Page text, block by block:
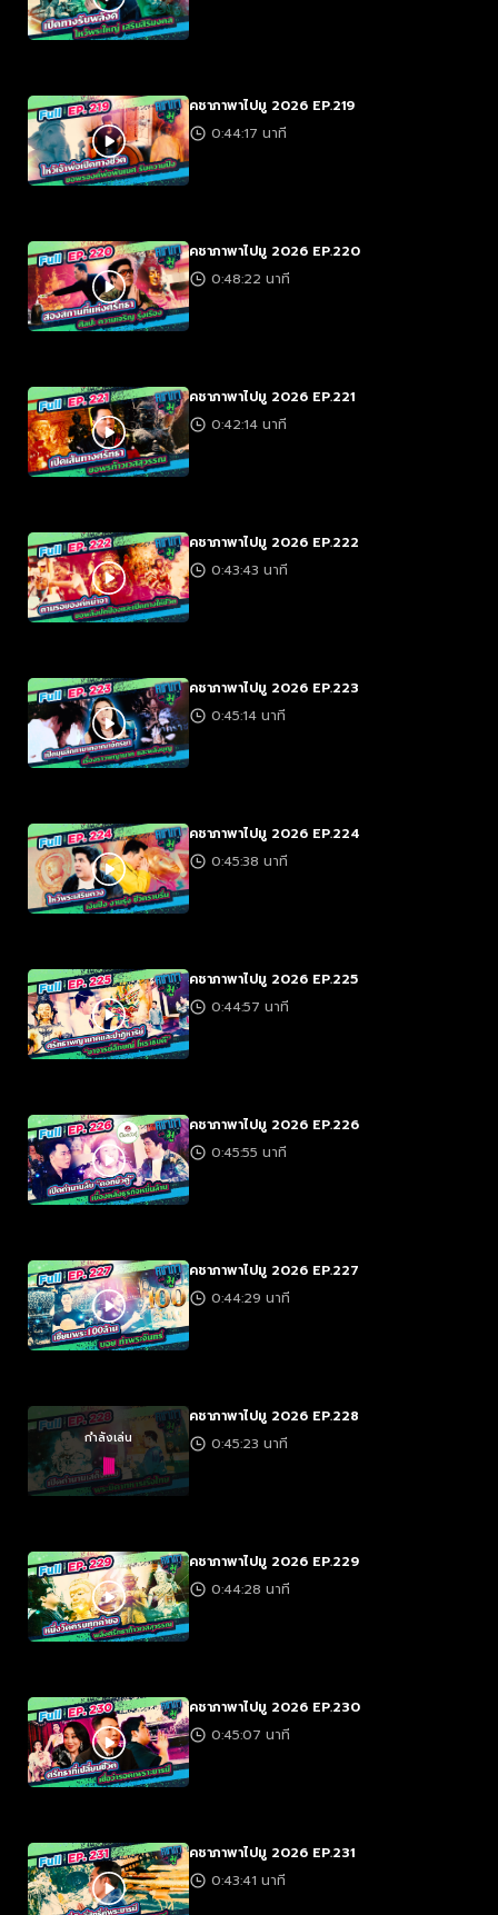
คชาภาพาไปมู 2026 EP.219
0:44:17 นาที
คชาภาพาไปมู 2026 EP.220
0:48:22 นาที
คชาภาพาไปมู 2026 EP.221
0:42:14 นาที
คชาภาพาไปมู 2026 EP.222
0:43:43 นาที
คชาภาพาไปมู 2026 EP.223
0:45:14 นาที
คชาภาพาไปมู 2026 EP.224
0:45:38 นาที
คชาภาพาไปมู 2026 EP.225
0:44:57 นาที
คชาภาพาไปมู 2026 EP.226
0:45:55 นาที
คชาภาพาไปมู 2026 EP.227
0:44:29 นาที
กำลังเล่น
คชาภาพาไปมู 2026 EP.228
0:45:23 นาที
คชาภาพาไปมู 2026 EP.229
0:44:28 นาที
คชาภาพาไปมู 2026 EP.230
0:45:07 นาที
คชาภาพาไปมู 2026 EP.231
0:43:41 นาที